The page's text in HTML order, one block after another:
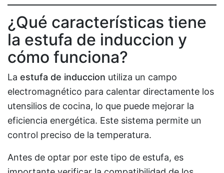
¿Qué características tiene
la estufa de induccion y
cómo funciona?
La estufa de induccion utiliza un campo
electromagnético para calentar directamente los
utensilios de cocina, lo que puede mejorar la
eficiencia energética. Este sistema permite un
control preciso de la temperatura.
Antes de optar por este tipo de estufa, es